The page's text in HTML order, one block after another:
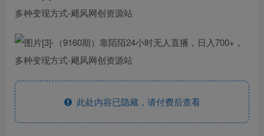
此处内容已隐藏，请付费后查看